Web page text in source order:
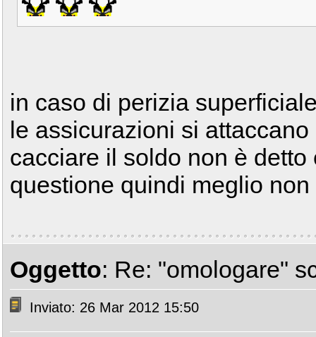
in caso di perizia
le assicurazioni si
cacciare il soldo non è
questione quindi meglio
Oggetto: Re: "omologare"
Inviato: 26 Mar 2012 15:50